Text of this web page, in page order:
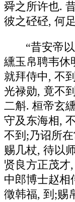
舜之所许也.
彼之硁硁, 何
“昔安帝
纁玉帛聘韦休
就拜侍中, 不
光禄勋, 竟不
二斛. 桓帝玄
守及东海相,
不到;乃诏所
赐几杖, 待以
贤良方正茂才
中郎博士赵相
徵韩福, 到;赐